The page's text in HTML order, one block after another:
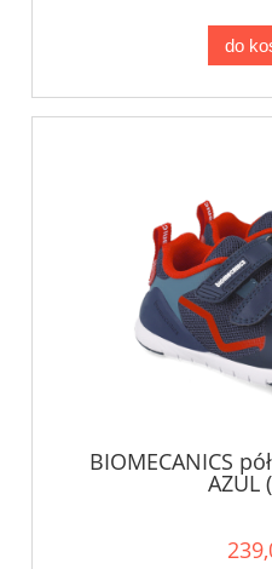
do
BIOMECANICS
AZUL